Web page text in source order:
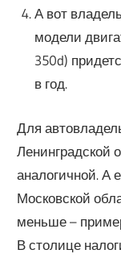
А вот
модели
350d)
в год.
Для
Ленинградской
аналогичной. А
Московской
меньше –
В столице